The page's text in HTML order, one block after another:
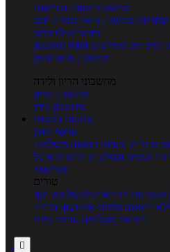
מחשבוני תזונה ובריאות
מחשבון דופק מטרה יחס
מותניים לירכיים
מחשבון BMI מינונים מומלצים
מחשבון אחוז שומן
מחשבוני הריון ולידה
מחשבון הריון
מחשבון ביוץ
כתבות כתבות
ערוצי תוכן
מחלות ובעיות רפואה משלימה
טיפים והמלצות חדשות אוכל
ובריאות
טורים
טבעונות לבריאות לבשל כמו שף
דיאטה מזיזים את הגוף הרזיה
ורפואה משלימה גורמה ביתי
